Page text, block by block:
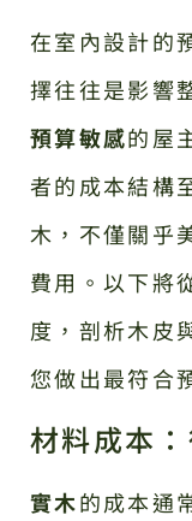
在室內設計的
擇往往是影響
預算敏感的屋
者的成本結構
木，不僅關乎
費用。以下將
度，剖析木皮
您做出最符合
材料成本
實木的成本通